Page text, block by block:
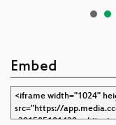
Embed